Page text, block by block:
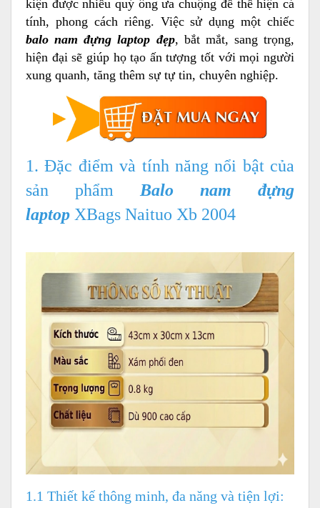
kiện được nhiều quý ông ưa chuộng để thể hiện cá
tính, phong cách riêng. Việc sử dụng một chiếc
balo nam đựng laptop đẹp, bắt mắt, sang trọng,
hiện đại sẽ giúp họ tạo ấn tượng tốt với mọi người
xung quanh, tăng thêm sự tự tin, chuyên nghiệp.
1. Đặc điểm và tính năng nổi bật của
sản phẩm Balo nam đựng
laptop XBags Naituo Xb 2004
1.1 Thiết kế thông minh, đa năng và tiện lợi: